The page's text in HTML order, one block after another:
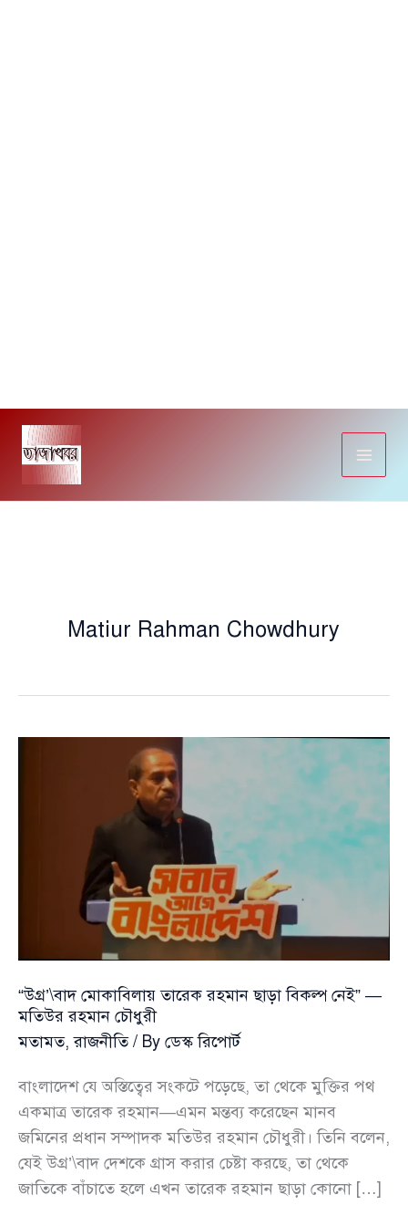
Skip
content
Matiur Rahman Chowdhury
“উগ্র’\বাদ মোকাবিলায় তারেক রহমান ছাড়া বিকল্প নেই” —
মতিউর রহমান চৌধুরী
মতামত,রাজনীতি/ By ডেস্ক রিপোর্ট
বাংলাদেশ যে অস্তিত্বের সংকটে পড়েছে, তা থেকে মুক্তির পথ
একমাত্র তারেক রহমান—এমন মন্তব্য করেছেন মানব
জমিনের প্রধান সম্পাদক মতিউর রহমান চৌধুরী। তিনি বলেন,
যেই উগ্র’\বাদ দেশকে গ্রাস করার চেষ্টা করছে, তা থেকে
জাতিকে বাঁচাতে হলে এখন তারেক রহমান ছাড়া কোনো […]